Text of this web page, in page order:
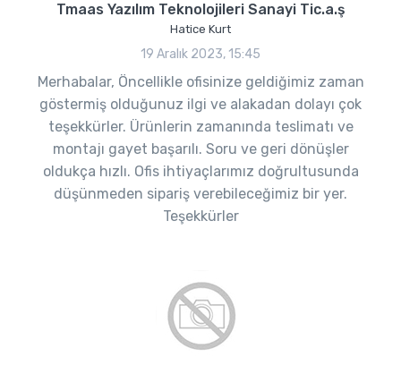
Tmaas Yazılım Teknolojileri Sanayi Tic.a.ş
Hatice Kurt
19 Aralık 2023, 15:45
Merhabalar, Öncellikle ofisinize geldiğimiz zaman
göstermiş olduğunuz ilgi ve alakadan dolayı çok
teşekkürler. Ürünlerin zamanında teslimatı ve
montajı gayet başarılı. Soru ve geri dönüşler
oldukça hızlı. Ofis ihtiyaçlarımız doğrultusunda
düşünmeden sipariş verebileceğimiz bir yer.
Teşekkürler